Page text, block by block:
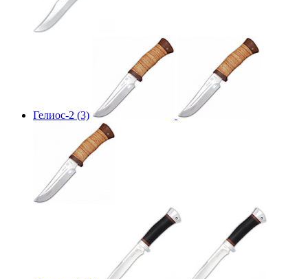
Гелиос-2 (3)